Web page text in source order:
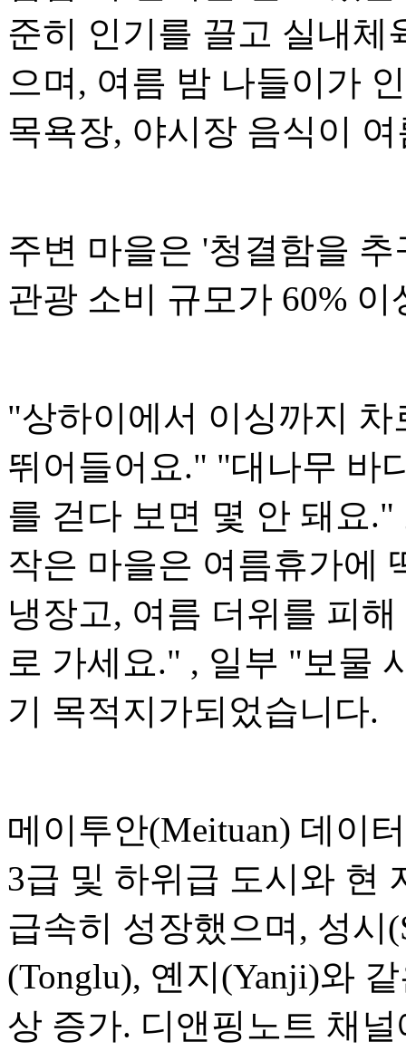
준히 인기를 끌고 실내체
으며, 여름 밤 나들이가
목욕장, 야시장 음식이
주변 마을은 '청결함을
관광 소비 규모가 60% 이
"상하이에서 이싱까지
뛰어들어요." "대나무 바
를 걷다 보면 몇 안 돼요
작은 마을은 여름휴가에
냉장고, 여름 더위를 피
로 가세요." , 일부 "보물
기 목적지가되었습니다.
메이투안(Meituan) 데이
3급 및 하위급 도시와 현
급속히 성장했으며, 성시
(Tonglu), 옌지(Yanji)와
상 증가. 디앤핑노트 채